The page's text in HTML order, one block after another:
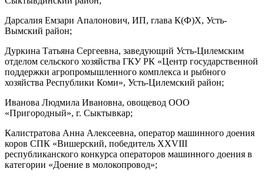
Дарсалия Емзари Апалонович, ИП, глава К(Ф)Х, Усть-
Вымский район;
Дуркина Татьяна Сергеевна, заведующий Усть-Цилемским
отделом сельского хозяйства ГКУ РК «Центр государственной
поддержки агропромышленного комплекса и рыбного
хозяйства Республики Коми», Усть-Цилемский район;
Иванова Людмила Ивановна, овощевод ООО
«Пригородный», г. Сыктывкар;
Калистратова Анна Алексеевна, оператор машинного доения
коров СПК «Вишерский, победитель XXVIII
республиканского конкурса операторов машинного доения в
категории «Доение в молокопровод»;